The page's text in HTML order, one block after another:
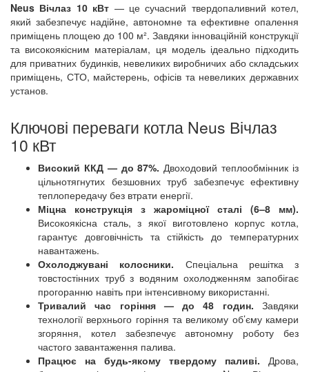
Neus Вічлаз 10 кВт — це сучасний твердопаливний котел,
який забезпечує надійне, автономне та ефективне опалення
приміщень площею до 100 м². Завдяки інноваційній конструкції
та високоякісним матеріалам, ця модель ідеально підходить
для приватних будинків, невеликих виробничих або складських
приміщень, СТО, майстерень, офісів та невеликих державних
установ.
Ключові переваги котла Neus Вічлаз
10 кВт
Високий ККД — до 87%. Двоходовий теплообмінник із
цільнотягнутих безшовних труб забезпечує ефективну
теплопередачу без втрати енергії.
Міцна конструкція з жароміцної сталі (6–8 мм).
Високоякісна сталь, з якої виготовлено корпус котла,
гарантує довговічність та стійкість до температурних
навантажень.
Охолоджувані колосники. Спеціальна решітка з
товстостінних труб з водяним охолодженням запобігає
прогоранню навіть при інтенсивному використанні.
Тривалий час горіння — до 48 годин. Завдяки
технології верхнього горіння та великому об’єму камери
згоряння, котел забезпечує автономну роботу без
частого завантаження палива.
Працює на будь-якому твердому паливі. Дрова,